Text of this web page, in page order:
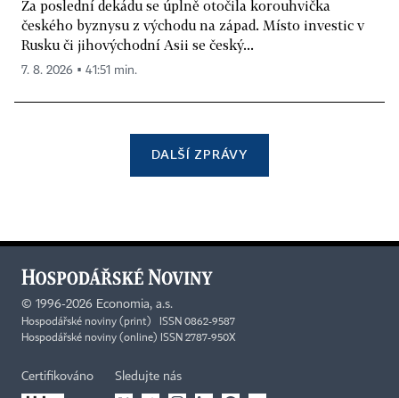
Za poslední dekádu se úplně otočila korouhvička
českého byznysu z východu na západ. Místo investic v
Rusku či jihovýchodní Asii se český...
7. 8. 2026 ▪ 41:51 min.
DALŠÍ ZPRÁVY
© 1996-2026 Economia, a.s.
Hospodářské noviny (print) ISSN 0862-9587
Hospodářské noviny (online) ISSN 2787-950X
Certifikováno Sledujte nás